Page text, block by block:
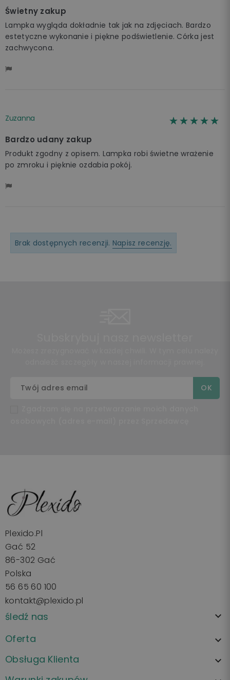
Świetny zakup
Lampka wygląda dokładnie tak jak na zdjęciach. Bardzo
estetyczne wykonanie i piękne podświetlenie. Córka jest
zachwycona.
Zuzanna ☆☆☆☆☆
★★★★★
Bardzo udany zakup
Produkt zgodny z opisem. Lampka robi świetne wrażenie
po zmroku i pięknie ozdabia pokój.
Brak dostępnych recenzji. Napisz recenzję.
Plexido.pl
Gać 52
86-302 Gać
Polska
56 65 60 100
kontakt@plexido.pl
śledź nas 
Oferta 
Obsługa Klienta 